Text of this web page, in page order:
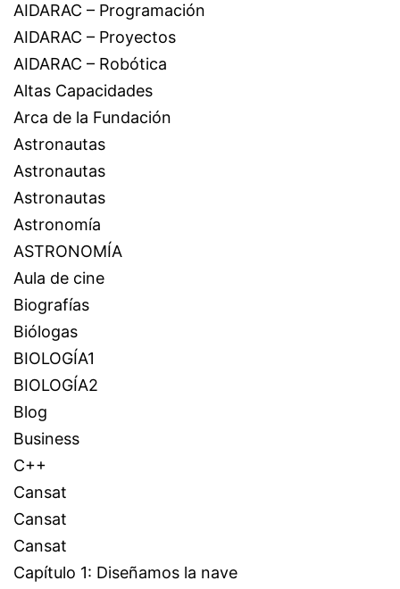
AIDARAC – Programación
AIDARAC – Proyectos
AIDARAC – Robótica
Altas Capacidades
Arca de la Fundación
Astronautas
Astronautas
Astronautas
Astronomía
ASTRONOMÍA
Aula de cine
Biografías
Biólogas
BIOLOGÍA1
BIOLOGÍA2
Blog
Business
C++
Cansat
Cansat
Cansat
Capítulo 1: Diseñamos la nave